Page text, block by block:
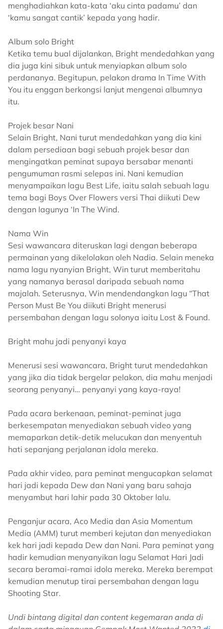
menghadiahkan kata-kata ‘aku cinta padamu’ dan
‘kamu sangat cantik’ kepada yang hadir.
Album solo Bright
Ketika temu bual dijalankan, Bright mendedahkan yang
dia juga kini sibuk untuk menyiapkan album solo
perdananya. Begitupun, pelakon drama In Time With
You itu enggan berkongsi lanjut mengenai albumnya
itu.
Projek besar Nani
Selain Bright, Nani turut mendedahkan yang dia kini
dalam persediaan bagi sebuah projek besar dan
mengingatkan peminat supaya bersabar menanti
pengumuman rasmi selepas ini. Nani kemudian
menyampaikan lagu Best Life, iaitu salah sebuah lagu
tema bagi Boys Over Flowers versi Thai diikuti Dew
dengan lagunya ‘In The Wind.
Nama Win
Sesi wawancara diteruskan lagi dengan beberapa
permainan yang dikelolakan oleh Nadia. Selain meneka
nama lagu nyanyian Bright, Win turut memberitahu
yang namanya berasal daripada sebuah nama
majalah. Seterusnya, Win mendendangkan lagu “That
Person Must Be You diikuti Bright menerusi
persembahan dengan lagu solonya iaitu Lost & Found.
Bright mahu jadi penyanyi kaya
Menerusi sesi wawancara, Bright turut mendedahkan
yang jika dia tidak bergelar pelakon, dia mahu menjadi
seorang penyanyi… penyanyi yang kaya-raya!
Pada acara berkenaan, peminat-peminat juga
berkesempatan menyediakan sebuah video yang
memaparkan detik-detik melucukan dan menyentuh
hati sepanjang perjalanan idola mereka.
Pada akhir video, para peminat mengucapkan selamat
hari jadi kepada Dew dan Nani yang baru sahaja
menyambut hari lahir pada 30 Oktober lalu.
Penganjur acara, Aco Media dan Asia Momentum
Media (AMM) turut memberi kejutan dan menyediakan
kek hari jadi kepada Dew dan Nani. Para peminat yang
hadir kemudian menyanyikan lagu Selamat Hari Jadi
secara beramai-ramai idola mereka. Mereka berempat
kemudian menutup tirai persembahan dengan lagu
Shooting Star.
Undi bintang digital dan content kegemaran anda di